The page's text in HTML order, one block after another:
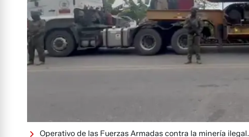
Operativo de las Fuerzas Armadas contra la minería ilegal.